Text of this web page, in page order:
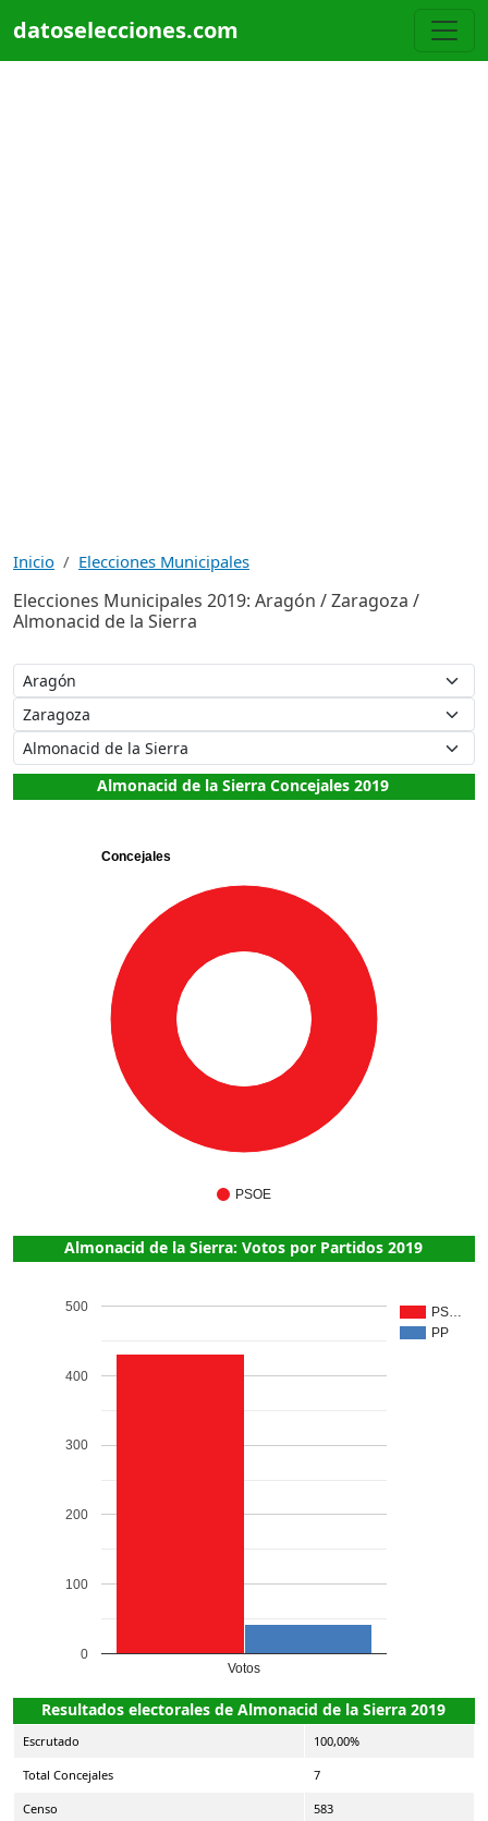
datoselecciones.com
Inicio Elecciones Municipales
Elecciones Municipales 2019: Aragón / Zaragoza /
Almonacid de la Sierra
Almonacid de la Sierra Concejales 2019
Concejales
PSOE
Almonacid de la Sierra: Votos por Partidos 2019
PS…
PP
Votos
0
100
200
300
400
500
Resultados electorales de Almonacid de la Sierra 2019
Escrutado 100,00%
Total Concejales 7
Censo 583